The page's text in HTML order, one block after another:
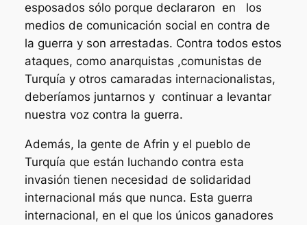
esposados sólo porque declararon en los
medios de comunicación social en contra de
la guerra y son arrestadas. Contra todos estos
ataques, como anarquistas ,comunistas de
Turquía y otros camaradas internacionalistas,
deberíamos juntarnos y continuar a levantar
nuestra voz contra la guerra.
Además, la gente de Afrin y el pueblo de
Turquía que están luchando contra esta
invasión tienen necesidad de solidaridad
internacional más que nunca. Esta guerra
internacional, en el que los únicos ganadores